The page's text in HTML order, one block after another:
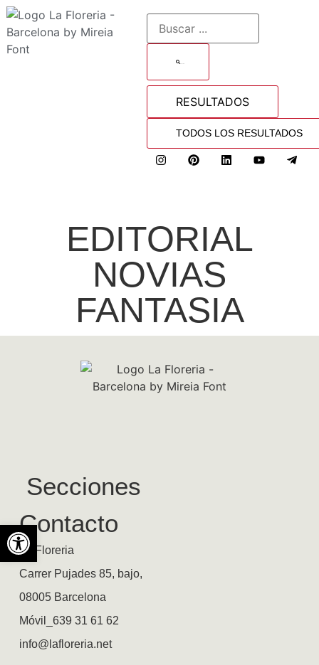
RESULTADOS
TODOS LOS RESULTADOS
EDITORIAL
NOVIAS
FANTASIA
Secciones
Contacto
La Floreria
Carrer Pujades 85, bajo,
08005 Barcelona
Móvil_639 31 61 62
info@lafloreria.net
Abrir barra de herramientas